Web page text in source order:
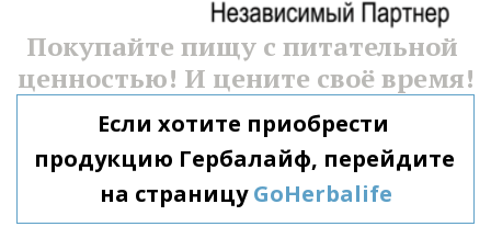
Покупайте пищу с питательной
ценностью! И цените своё время!
Если хотите приобрести
продукцию Гербалайф, перейдите
на страницу GoHerbalife